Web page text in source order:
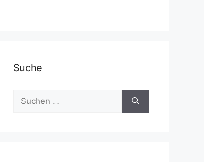
Suche
Suchen
nach: